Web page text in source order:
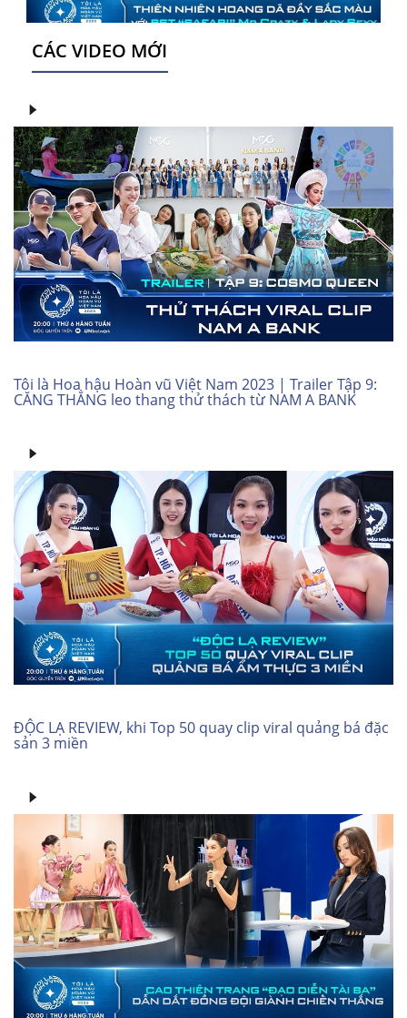
CÁC VIDEO MỚI
Tôi là Hoa hậu Hoàn vũ Việt Nam 2023 | Trailer Tập 9:
CĂNG THẲNG leo thang thử thách từ NAM A BANK
ĐỘC LẠ REVIEW, khi Top 50 quay clip viral quảng bá đặc
sản 3 miền